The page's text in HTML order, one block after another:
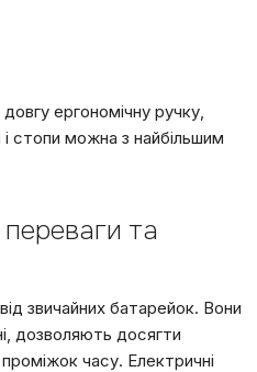
ергономічну ручку,
і стопи можна з найбільшим
та
звичайних батарейок. Вони
дозволяють досягти
часу. Електричні